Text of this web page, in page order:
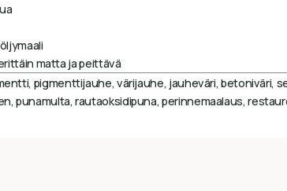
matta ja peittävä
pigmenttijauhe, värijauhe, jauheväri, betoniväri,
punamulta, rautaoksidipuna, perinnemaalaus,